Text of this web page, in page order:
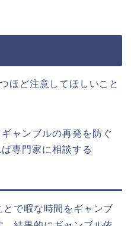
ほど注意してほしいこと
ャンブルの再発を防ぐ
専門家に相談する
で暇な時間をギャンブ